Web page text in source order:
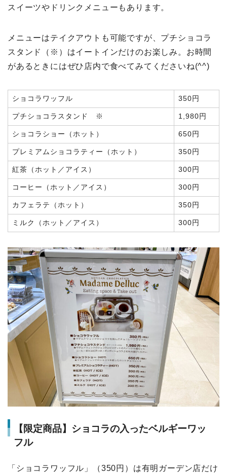
スイーツやドリンクメニューもあります。
メニューはテイクアウトも可能ですが、プチショコラ
スタンド（※）はイートインだけのお楽しみ。お時間
があるときにはぜひ店内で食べてみてくださいね(^^)
ショコラワッフル 350円
プチショコラスタンド ※ 1,980円
ショコラショー（ホット） 650円
プレミアムショコラティー（ホット） 350円
紅茶（ホット／アイス） 300円
コーヒー（ホット／アイス） 300円
カフェラテ（ホット） 350円
ミルク（ホット／アイス） 300円
【限定商品】ショコラの入ったベルギーワッ
フル
「ショコラワッフル」（350円）は有明ガーデン店だけ